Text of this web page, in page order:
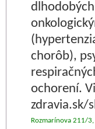
chorôb),
ochorení.
zdravia.sk/
Rozmarínova 211/3,